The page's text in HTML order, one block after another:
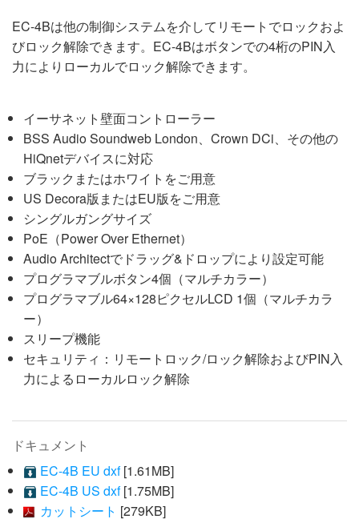
EC-4Bは他の制御システムを介してリモートでロックおよ
びロック解除できます。EC-4Bはボタンでの4桁のPIN入
力によりローカルでロック解除できます。
イーサネット壁面コントローラー
BSS Audio Soundweb London、Crown DCi、その他の
HiQnetデバイスに対応
ブラックまたはホワイトをご用意
US Decora版またはEU版をご用意
シングルガングサイズ
PoE（Power Over Ethernet）
Audio Architectでドラッグ&ドロップにより設定可能
プログラマブルボタン4個（マルチカラー）
プログラマブル64×128ピクセルLCD 1個（マルチカラ
ー）
スリープ機能
セキュリティ：リモートロック/ロック解除およびPIN入
力によるローカルロック解除
ドキュメント
EC-4B EU dxf[1.61MB]
EC-4B US dxf[1.75MB]
カットシート [279KB]